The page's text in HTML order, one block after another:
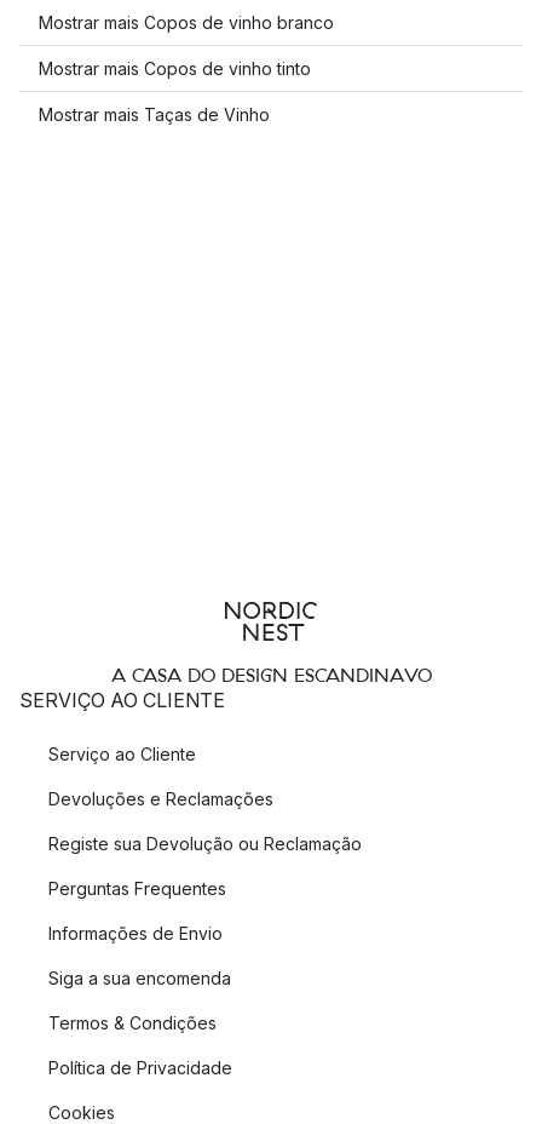
Mostrar mais Copos de vinho branco
Mostrar mais Copos de vinho tinto
Mostrar mais Taças de Vinho
A CASA DO DESIGN ESCANDINAVO
SERVIÇO AO CLIENTE
Serviço ao Cliente
Devoluções e Reclamações
Registe sua Devolução ou Reclamação
Perguntas Frequentes
Informações de Envio
Siga a sua encomenda
Termos & Condições
Política de Privacidade
Cookies